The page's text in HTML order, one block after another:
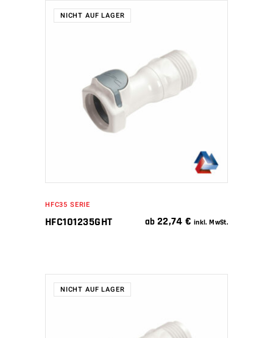
NICHT AUF LAGER
WEITERLESEN
HFC35 SERIE
HFC101235GHT ab 22,74€ inkl. MwSt.
NICHT AUF LAGER